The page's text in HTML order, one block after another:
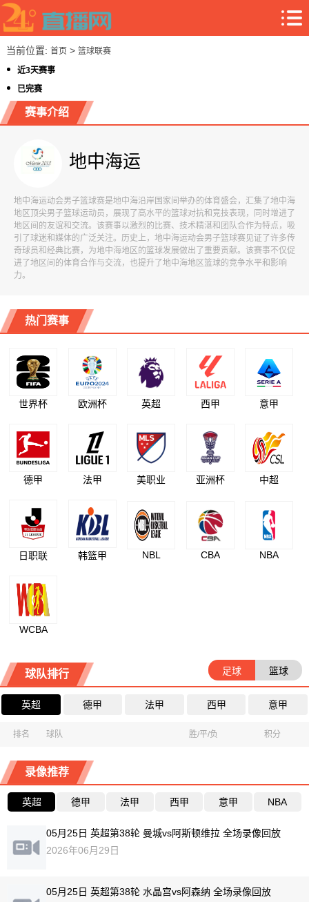
当前位置: 首页> 篮球联赛
近3天赛事
已完赛
赛事介绍
地中海运
地中海运动会男子篮球赛是地中海沿岸国家间举办的体育盛会，汇集了地中海
地区顶尖男子篮球运动员，展现了高水平的篮球对抗和竞技表现，同时增进了
地区间的友谊和交流。该赛事以激烈的比赛、技术精湛和团队合作为特点，吸
引了球迷和媒体的广泛关注。历史上，地中海运动会男子篮球赛见证了许多传
奇球员和经典比赛，为地中海地区的篮球发展做出了重要贡献。该赛事不仅促
进了地区间的体育合作与交流，也提升了地中海地区篮球的竞争水平和影响
力。
热门赛事
世界杯 欧洲杯 英超 西甲 意甲
德甲 法甲 美职业 亚洲杯 中超
日职联 韩篮甲 NBL CBA NBA
WCBA
球队排行 足球 篮球
英超 德甲 法甲 西甲 意甲
排名 球队 胜/平/负 积分
录像推荐
英超 德甲 法甲 西甲 意甲 NBA
05月25日 英超第38轮 曼城vs阿斯顿维拉 全场录像回放
2026年06月29日
05月25日 英超第38轮 水晶宫vs阿森纳 全场录像回放